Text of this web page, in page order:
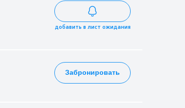
211 788
добавить в лист ожидания
451 656
Забронировать